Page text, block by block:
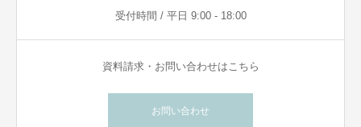
受付時間 / 平日 9:00 - 18:00
資料請求・お問い合わせはこちら
お問い合わせ